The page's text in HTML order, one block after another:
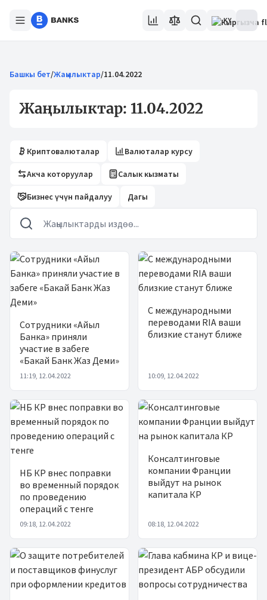
KY
Башкы бет/Жаңылыктар/11.04.2022
Жаңылыктар: 11.04.2022
Криптовалюталар Валюталар курсу
Акча которуулар Салык кызматы
Бизнес үчүн пайдалуу Дагы
Жаңылыктар
Сотрудники «Айыл
Банка» приняли
участие в забеге
«Бакай Банк Жаз Деми»
11:19, 12.04.2022
С международными
переводами RIA ваши
близкие станут ближе
10:09, 12.04.2022
НБ КР внес поправки
во временный порядок
по проведению
операций с тенге
09:18, 12.04.2022
Консалтинговые
компании Франции
выйдут на рынок
капитала КР
08:18, 12.04.2022